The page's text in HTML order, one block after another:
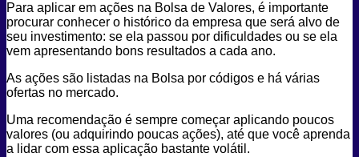
Para aplicar em ações na Bolsa de Valores, é importante
procurar conhecer o histórico da empresa que será alvo de
seu investimento: se ela passou por dificuldades ou se ela
vem apresentando bons resultados a cada ano.
As ações são listadas na Bolsa por códigos e há várias
ofertas no mercado.
Uma recomendação é sempre começar aplicando poucos
valores (ou adquirindo poucas ações), até que você aprenda
a lidar com essa aplicação bastante volátil.